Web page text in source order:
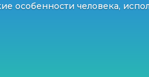
особенности человека,